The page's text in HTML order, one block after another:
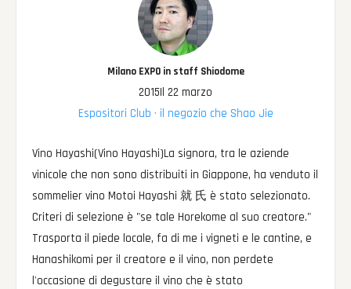
Milano EXPO in staff Shiodome
2015Il 22 marzo
Espositori Club · il negozio che Shao Jie
Vino Hayashi(Vino Hayashi)La signora, tra le aziende
vinicole che non sono distribuiti in Giappone, ha venduto il
sommelier vino Motoi Hayashi 就 氏 è stato selezionato.
Criteri di selezione è "se tale Horekome al suo creatore."
Trasporta il piede locale, fa di me i vigneti e le cantine, e
Hanashikomi per il creatore e il vino, non perdete
l'occasione di degustare il vino che è stato